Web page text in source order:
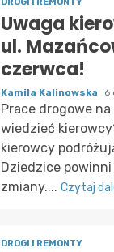
Uwaga
ul.
czerwca!
Kamila Kalinowska 6
Prace drogowe
wiedzieć
kierowcy
Dziedzice
zmiany.... Czytaj
DROGI I REMONTY